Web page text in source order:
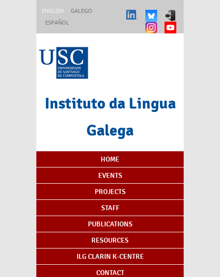
ENGLISH
GALEGO
ESPAÑOL
Instituto da Lingua
Galega
Content Index
HOME
EVENTS
PROJECTS
STAFF
PUBLICATIONS
RESOURCES
ILG CLARIN K-CENTRE
CONTACT